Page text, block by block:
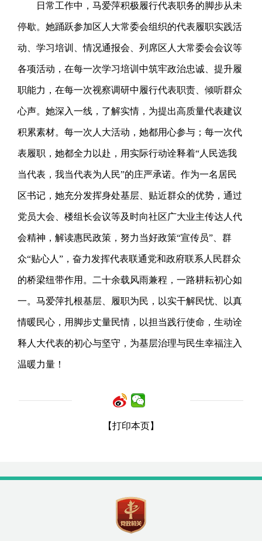
日常工作中，马爱萍积极履行代表职务的脚步从未
停歇。她踊跃参加区人大常委会组织的代表履职实践活
动、学习培训、情况通报会、列席区人大常委会会议等
各项活动，在每一次学习培训中筑牢政治忠诚、提升履
职能力，在每一次视察调研中履行代表职责、倾听群众
心声。她深入一线，了解实情，为提出高质量代表建议
积累素材。每一次人大活动，她都用心参与；每一次代
表履职，她都全力以赴，用实际行动诠释着“人民选我
当代表，我当代表为人民”的庄严承诺。作为一名居民
区书记，她充分发挥身处基层、贴近群众的优势，通过
党员大会、楼组长会议等及时向社区广大业主传达人代
会精神，解读惠民政策，努力当好政策“宣传员”、群
众“贴心人”，奋力发挥代表联通党和政府联系人民群众
的桥梁纽带作用。二十余载风雨兼程，一路耕耘初心如
一。马爱萍扎根基层、履职为民，以实干解民忧、以真
情暖民心，用脚步丈量民情，以担当践行使命，生动诠
释人大代表的初心与坚守，为基层治理与民生幸福注入
温暖力量！
【打印本页】